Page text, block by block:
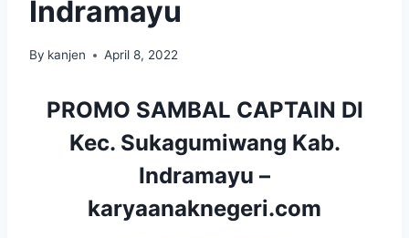
Indramayu
By kanjen April 8, 2022
PROMO SAMBAL CAPTAIN DI
Kec. Sukagumiwang Kab.
Indramayu –
karyaanaknegeri.com